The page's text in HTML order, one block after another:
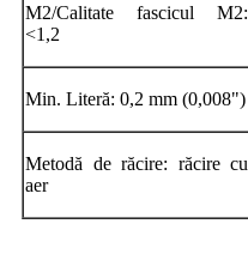
M2/Calitate fascicul M2:
<1,2
Min. Literă: 0,2 mm (0,008")
Metodă de răcire: răcire cu
aer